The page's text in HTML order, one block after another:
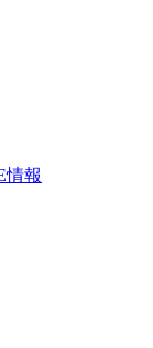
情報